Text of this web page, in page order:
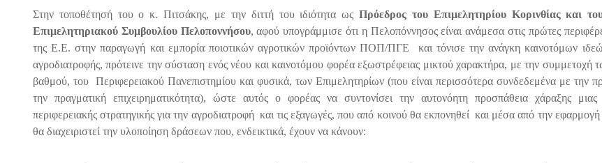
Στην τοποθέτησή του ο κ. Πιτσάκης, με την διττή του ιδιότητα ως Πρόεδρος του Επιμελητηρίου Κορινθίας και
Επιμελητηριακού Συμβουλίου Πελοποννήσου, αφού υπογράμμισε ότι η Πελοπόννησος είναι ανάμεσα στις πρώτες
της Ε.Ε. στην παραγωγή και εμπορία ποιοτικών αγροτικών προϊόντων ΠΟΠ/ΠΓΕ και τόνισε την ανάγκη καινοτόμων
αγροδιατροφής, πρότεινε την σύσταση ενός νέου και καινοτόμου φορέα εξωστρέφειας μικτού χαρακτήρα, με την
βαθμού, του Περιφερειακού Πανεπιστημίου και φυσικά, των Επιμελητηρίων (που είναι περισσότερα συνδεδεμένα με την
την πραγματική επιχειρηματικότητα), ώστε αυτός ο φορέας να συντονίσει την αυτονόητη προσπάθεια χάραξης
περιφερειακής στρατηγικής για την αγροδιατροφή και τις εξαγωγές, που από κοινού θα εκπονηθεί και μέσα από την
θα διαχειριστεί την υλοποίηση δράσεων που, ενδεικτικά, έχουν να κάνουν: